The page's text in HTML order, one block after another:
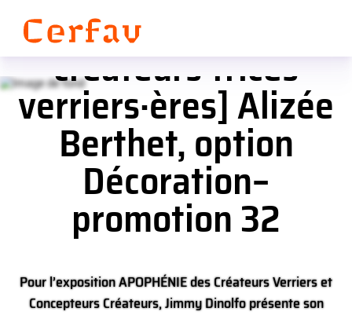
[Portraits de
créateurs·trices
verriers·ères] Alizée
Berthet, option
Décoration–
promotion 32
Pour l’exposition APOPHÉNIE des Créateurs Verriers et
Concepteurs Créateurs, Jimmy Dinolfo présente son